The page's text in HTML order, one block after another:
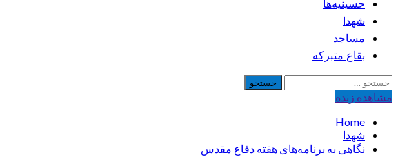
حسینیه‌ها
شهدا
مساجد
بقاع متبرکه
جستجو
برای:
مشاهده‌ زنده
Home
شهدا
نگاهی به برنامه‌های هفته دفاع مقدس